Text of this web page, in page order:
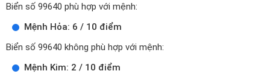
Biển số 99640 phù hợp với mệnh:
Mệnh Hỏa: 6 / 10 điểm
Biển số 99640 không phù hợp với mệnh:
Mệnh Kim: 2 / 10 điểm